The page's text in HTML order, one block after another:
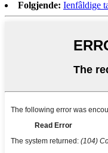
Folgjende: Ienfâldige